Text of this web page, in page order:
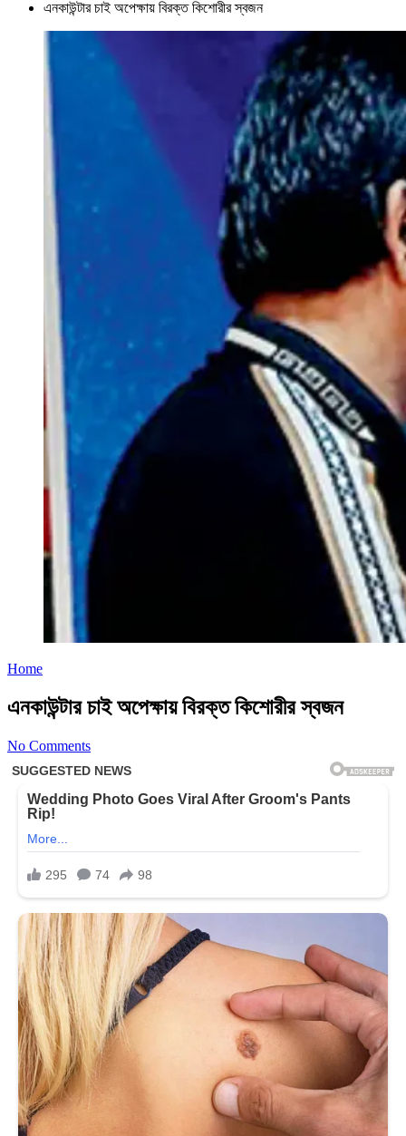
এনকাউন্টার চাই অপেক্ষায় বিরক্ত কিশোরীর স্বজন
Home
এনকাউন্টার চাই অপেক্ষায় বিরক্ত কিশোরীর স্বজন
No Comments